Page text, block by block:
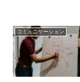
コミュニケーション